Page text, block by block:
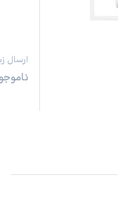
ارسال زیر ۳